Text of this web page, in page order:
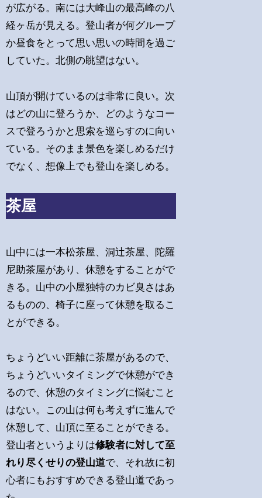
が広がる。南には大峰山の最高峰の八
経ヶ岳が見える。登山者が何グループ
か昼食をとって思い思いの時間を過ご
していた。北側の眺望はない。
山頂が開けているのは非常に良い。次
はどの山に登ろうか、どのようなコー
スで登ろうかと思索を巡らすのに向い
ている。そのまま景色を楽しめるだけ
でなく、想像上でも登山を楽しめる。
茶屋
山中には一本松茶屋、洞辻茶屋、陀羅
尼助茶屋があり、休憩をすることがで
きる。山中の小屋独特のカビ臭さはあ
るものの、椅子に座って休憩を取るこ
とができる。
ちょうどいい距離に茶屋があるので、
ちょうどいいタイミングで休憩ができ
るので、休憩のタイミングに悩むこと
はない。この山は何も考えずに進んで
休憩して、山頂に至ることができる。
登山者というよりは修験者に対して至
れり尽くせりの登山道で、それ故に初
心者にもおすすめできる登山道であっ